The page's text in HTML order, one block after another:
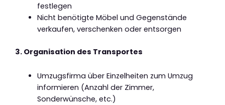
festlegen
Nicht benötigte Möbel und Gegenstände
verkaufen, verschenken oder entsorgen
3. Organisation des Transportes
Umzugsfirma über Einzelheiten zum Umzug
informieren (Anzahl der Zimmer,
Sonderwünsche, etc.)